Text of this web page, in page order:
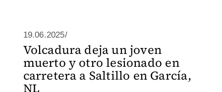
19.06.2025/
Volcadura deja un joven
muerto y otro lesionado en
carretera a Saltillo en García,
NL